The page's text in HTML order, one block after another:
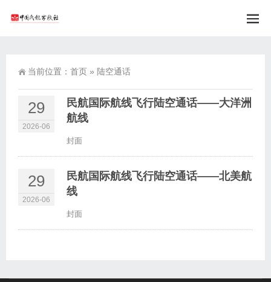
当前位置： 首页 » 陆空通话
29
2026-06
民航国际航线飞行陆空通话——大洋洲
航线
封面
29
2026-06
民航国际航线飞行陆空通话——北美航
线
封面